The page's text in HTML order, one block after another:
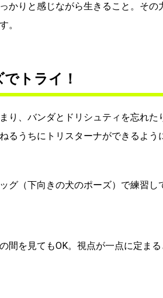
かりと感じながら生きること。そ
。
トライ！
り、バンダとドリシュティを忘れ
るうちにトリスターナができるよ
グ（下向きの犬のポーズ）で練習し
間を見てもOK。視点が一点に定ま